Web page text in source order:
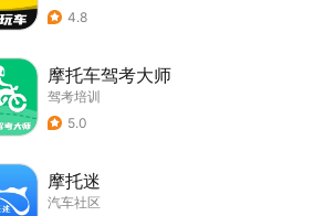
4.8
摩托车驾考大师
驾考培训
5.0
摩托迷
汽车社区